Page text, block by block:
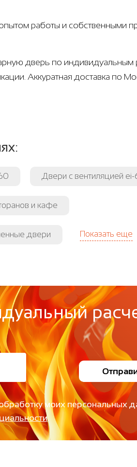
работы и собственными
дверь по индивидуальным
Аккуратная доставка по
Двери с вентиляцией
и кафе
двери Показать еще
моих персональных
.